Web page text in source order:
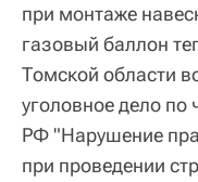
при монтаже
газовый баллон
Томской области
уголовное дело по
РФ "Нарушение
при проведении